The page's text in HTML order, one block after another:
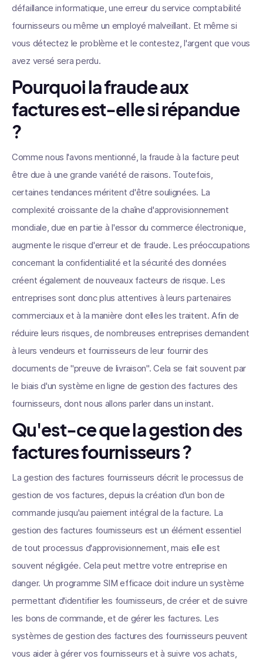
défaillance informatique, une erreur du service comptabilité
fournisseurs ou même un employé malveillant. Et même si
vous détectez le problème et le contestez, l'argent que vous
avez versé sera perdu.
Pourquoi la fraude aux
factures est-elle si répandue
?
Comme nous l'avons mentionné, la fraude à la facture peut
être due à une grande variété de raisons. Toutefois,
certaines tendances méritent d'être soulignées. La
complexité croissante de la chaîne d'approvisionnement
mondiale, due en partie à l'essor du commerce électronique,
augmente le risque d'erreur et de fraude. Les préoccupations
concernant la confidentialité et la sécurité des données
créent également de nouveaux facteurs de risque. Les
entreprises sont donc plus attentives à leurs partenaires
commerciaux et à la manière dont elles les traitent. Afin de
réduire leurs risques, de nombreuses entreprises demandent
à leurs vendeurs et fournisseurs de leur fournir des
documents de "preuve de livraison". Cela se fait souvent par
le biais d'un système en ligne de gestion des factures des
fournisseurs, dont nous allons parler dans un instant.
Qu'est-ce que la gestion des
factures fournisseurs ?
La gestion des factures fournisseurs décrit le processus de
gestion de vos factures, depuis la création d'un bon de
commande jusqu'au paiement intégral de la facture. La
gestion des factures fournisseurs est un élément essentiel
de tout processus d'approvisionnement, mais elle est
souvent négligée. Cela peut mettre votre entreprise en
danger. Un programme SIM efficace doit inclure un système
permettant d'identifier les fournisseurs, de créer et de suivre
les bons de commande, et de gérer les factures. Les
systèmes de gestion des factures des fournisseurs peuvent
vous aider à gérer vos fournisseurs et à suivre vos achats,